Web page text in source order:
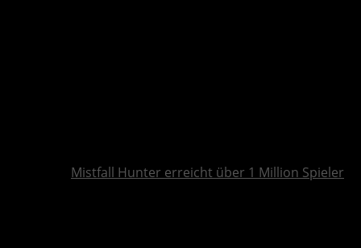
Mistfall Hunter erreicht über 1 Million Spieler